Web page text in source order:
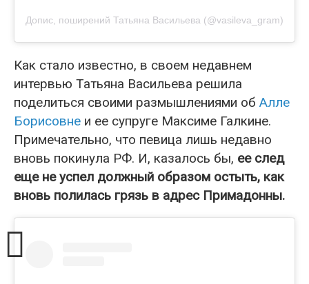
Допис, поширений Татьяна Васильева (@vasileva_gram)
Как стало известно, в своем недавнем
интервью Татьяна Васильева решила
поделиться своими размышлениями об Алле
Борисовне и ее супруге Максиме Галкине.
Примечательно, что певица лишь недавно
вновь покинула РФ. И, казалось бы, ее след
еще не успел должный образом остыть, как
вновь полилась грязь в адрес Примадонны.